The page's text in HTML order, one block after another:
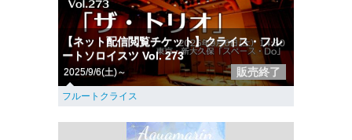
【ネット配信閲覧チケット】クライス・フル
ートソロイスツ Vol. 273
2025/9/6(土)～ 販売終了
フルートクライス